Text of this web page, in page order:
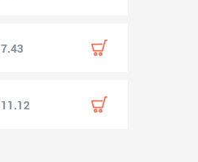
7.43
11.12